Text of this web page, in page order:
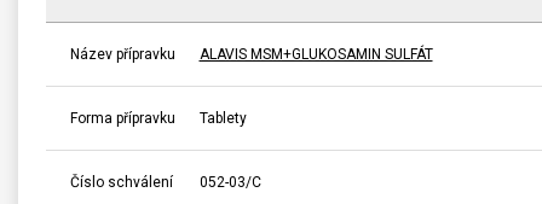
Název přípravku ALAVIS MSM+GLUKOSAMIN SULFÁT
Forma přípravku Tablety
Číslo schválení 052-03/C